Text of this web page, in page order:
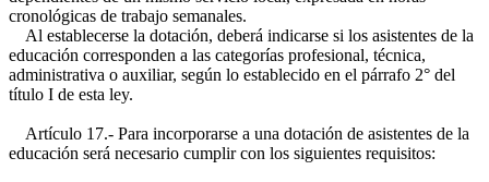
cronológicas de trabajo semanales.
Al establecerse la dotación, deberá indicarse si los asistentes de la
educación corresponden a las categorías profesional, técnica,
administrativa o auxiliar, según lo establecido en el párrafo 2° del
título I de esta ley.
Artículo 17.- Para incorporarse a una dotación de asistentes de la
educación será necesario cumplir con los siguientes requisitos: